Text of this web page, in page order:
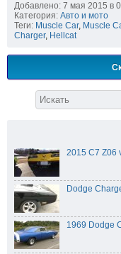
Добавлено: 7 мая 2015 в
Категория: Авто и мото
Теги: Muscle Car, Muscle
Charger, Hellcat
2015 C7 Z06
Dodge
1969 Dodge